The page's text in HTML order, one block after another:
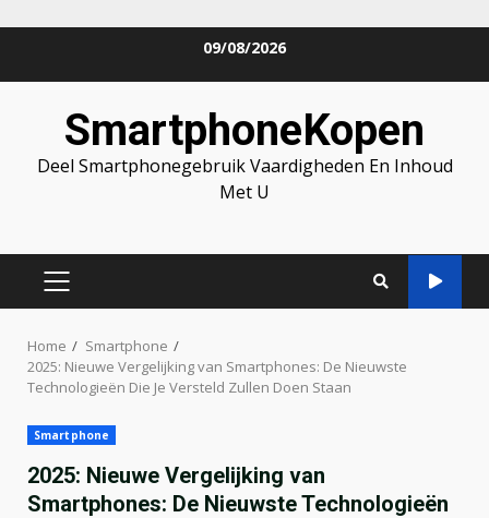
09/08/2026
SmartphoneKopen
Deel Smartphonegebruik Vaardigheden En Inhoud
Met U
PRIMARY
Home
Smartphone
2025: Nieuwe Vergelijking van Smartphones: De Nieuwste
Technologieën Die Je Versteld Zullen Doen Staan
Smartphone
2025: Nieuwe Vergelijking van
Smartphones: De Nieuwste Technologieën